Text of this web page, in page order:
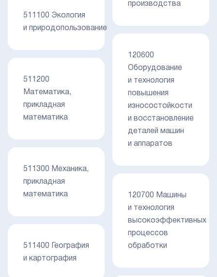
511100 Экология
и природопользование
511200
Математика,
прикладная
математика
511300 Механика,
прикладная
математика
511400 География
и картография
производства
120600
Оборудование
и технология
повышения
износостойкости
и восстановление
деталей машин
и аппаратов
120700 Машины
и технология
высокоэффективных
процессов
обработки